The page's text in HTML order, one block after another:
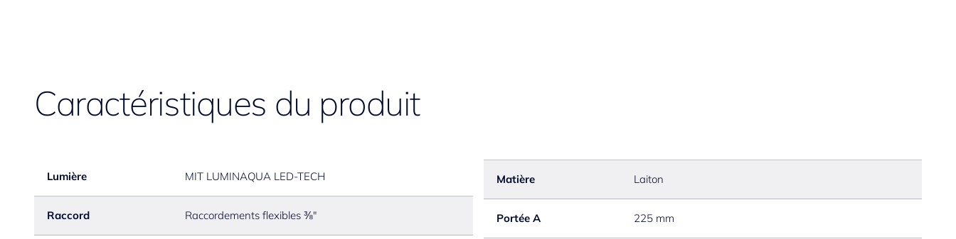
Caractéristiques du produit
Lumière MIT LUMINAQUA LED-TECH
Raccord Raccordements flexibles ⅜"
Matière Laiton
Portée A 225 mm